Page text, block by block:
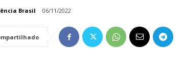
Brasil 06/11/2022